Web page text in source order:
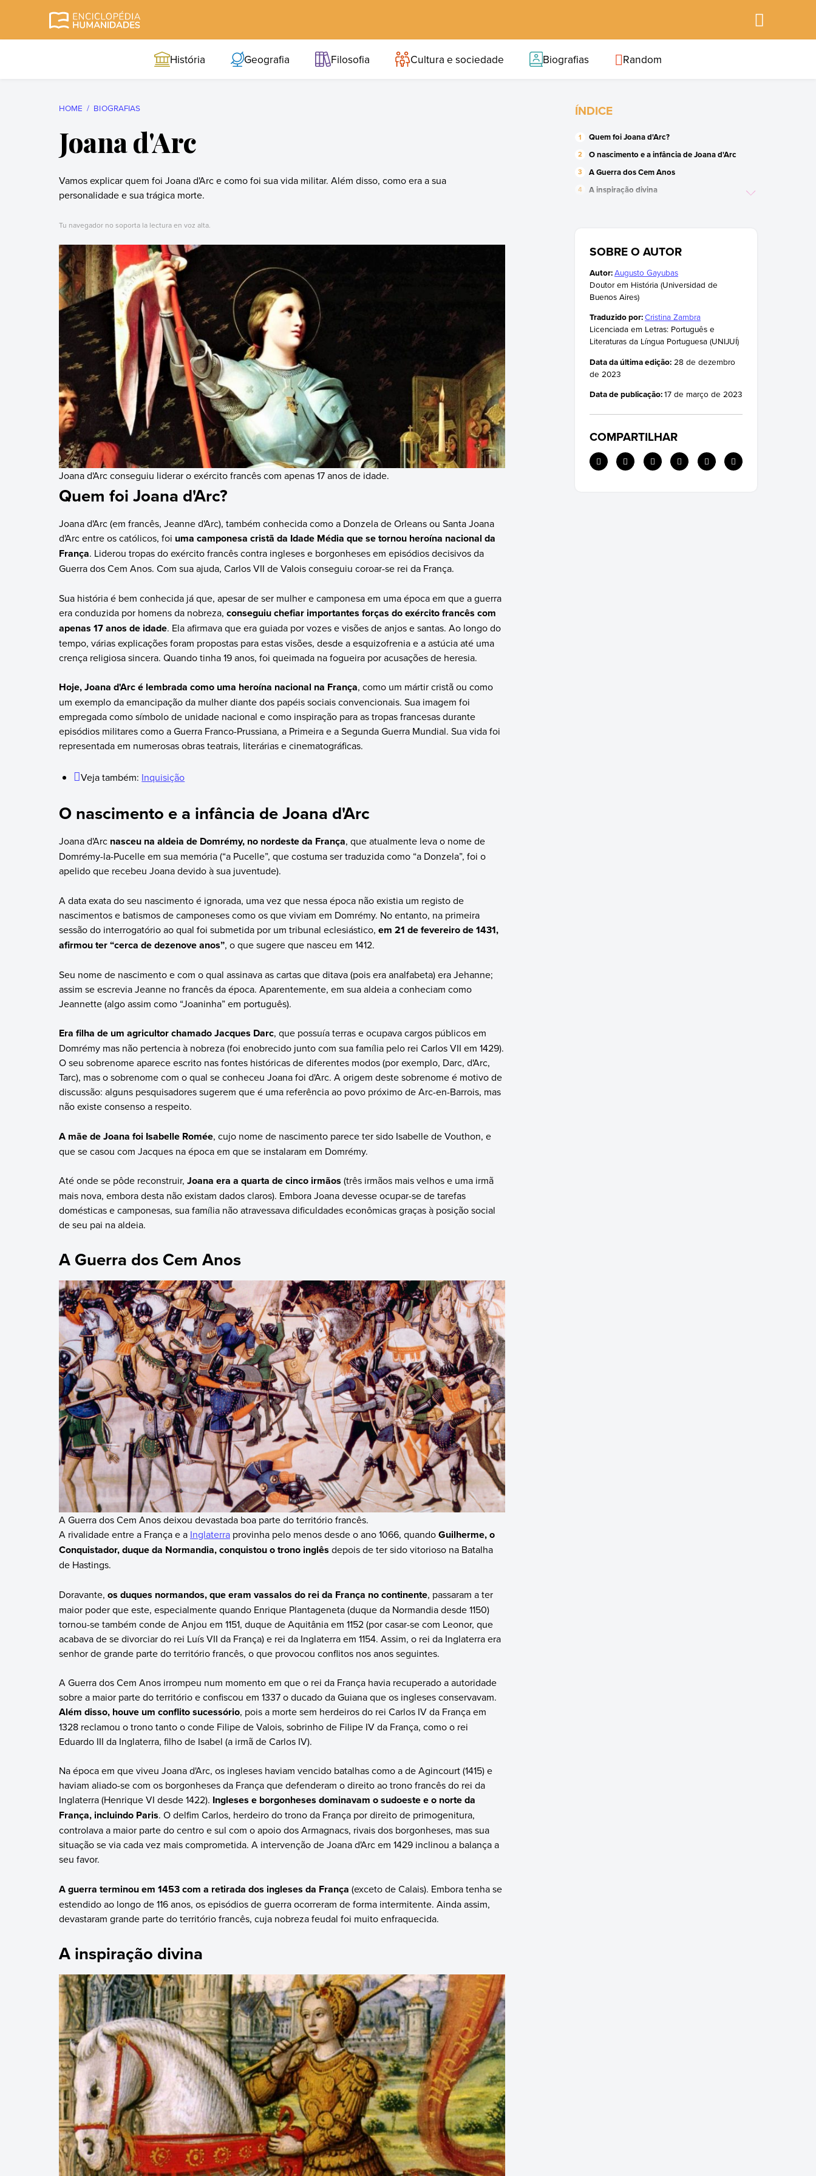
História Geografia Filosofia Cultura e sociedade Biografias Random
HOME BIOGRAFIAS
Joana d'Arc
Vamos explicar quem foi Joana d'Arc e como foi sua vida militar. Além disso, como era a sua
personalidade e sua trágica morte.
Tu navegador no soporta la lectura en voz alta.
Joana d'Arc conseguiu liderar o exército francês com apenas 17 anos de idade.
Quem foi Joana d'Arc?
Joana d'Arc (em francês, Jeanne d'Arc), também conhecida como a Donzela de Orleans ou Santa Joana
d'Arc entre os católicos, foi uma camponesa cristã da Idade Média que se tornou heroína nacional da
França. Liderou tropas do exército francês contra ingleses e borgonheses em episódios decisivos da
Guerra dos Cem Anos. Com sua ajuda, Carlos VII de Valois conseguiu coroar-se rei da França.
Sua história é bem conhecida já que, apesar de ser mulher e camponesa em uma época em que a guerra
era conduzida por homens da nobreza, conseguiu chefiar importantes forças do exército francês com
apenas 17 anos de idade. Ela afirmava que era guiada por vozes e visões de anjos e santas. Ao longo do
tempo, várias explicações foram propostas para estas visões, desde a esquizofrenia e a astúcia até uma
crença religiosa sincera. Quando tinha 19 anos, foi queimada na fogueira por acusações de heresia.
Hoje, Joana d'Arc é lembrada como uma heroína nacional na França, como um mártir cristã ou como
um exemplo da emancipação da mulher diante dos papéis sociais convencionais. Sua imagem foi
empregada como símbolo de unidade nacional e como inspiração para as tropas francesas durante
episódios militares como a Guerra Franco-Prussiana, a Primeira e a Segunda Guerra Mundial. Sua vida foi
representada em numerosas obras teatrais, literárias e cinematográficas.
Veja também: Inquisição
O nascimento e a infância de Joana d'Arc
Joana d'Arc nasceu na aldeia de Domrémy, no nordeste da França, que atualmente leva o nome de
Domrémy-la-Pucelle em sua memória (“a Pucelle”, que costuma ser traduzida como “a Donzela”, foi o
apelido que recebeu Joana devido à sua juventude).
A data exata do seu nascimento é ignorada, uma vez que nessa época não existia um registo de
nascimentos e batismos de camponeses como os que viviam em Domrémy. No entanto, na primeira
sessão do interrogatório ao qual foi submetida por um tribunal eclesiástico, em 21 de fevereiro de 1431,
afirmou ter “cerca de dezenove anos”, o que sugere que nasceu em 1412.
Seu nome de nascimento e com o qual assinava as cartas que ditava (pois era analfabeta) era Jehanne;
assim se escrevia Jeanne no francês da época. Aparentemente, em sua aldeia a conheciam como
Jeannette (algo assim como “Joaninha” em português).
Era filha de um agricultor chamado Jacques Darc, que possuía terras e ocupava cargos públicos em
Domrémy mas não pertencia à nobreza (foi enobrecido junto com sua família pelo rei Carlos VII em 1429).
O seu sobrenome aparece escrito nas fontes históricas de diferentes modos (por exemplo, Darc, d'Arc,
Tarc), mas o sobrenome com o qual se conheceu Joana foi d'Arc. A origem deste sobrenome é motivo de
discussão: alguns pesquisadores sugerem que é uma referência ao povo próximo de Arc-en-Barrois, mas
não existe consenso a respeito.
A mãe de Joana foi Isabelle Romée, cujo nome de nascimento parece ter sido Isabelle de Vouthon, e
que se casou com Jacques na época em que se instalaram em Domrémy.
Até onde se pôde reconstruir, Joana era a quarta de cinco irmãos (três irmãos mais velhos e uma irmã
mais nova, embora desta não existam dados claros). Embora Joana devesse ocupar-se de tarefas
domésticas e camponesas, sua família não atravessava dificuldades econômicas graças à posição social
de seu pai na aldeia.
A Guerra dos Cem Anos
A Guerra dos Cem Anos deixou devastada boa parte do território francês.
A rivalidade entre a França e a Inglaterraprovinha pelo menos desde o ano 1066, quandoGuilherme, o
Conquistador, duque da Normandia, conquistou o trono inglês depois de ter sido vitorioso na Batalha
de Hastings.
Doravante, os duques normandos, que eram vassalos do rei da França no continente, passaram a ter
maior poder que este, especialmente quando Enrique Plantageneta (duque da Normandia desde 1150)
tornou-se também conde de Anjou em 1151, duque de Aquitânia em 1152 (por casar-se com Leonor, que
acabava de se divorciar do rei Luís VII da França) e rei da Inglaterra em 1154. Assim, o rei da Inglaterra era
senhor de grande parte do território francês, o que provocou conflitos nos anos seguintes.
A Guerra dos Cem Anos irrompeu num momento em que o rei da França havia recuperado a autoridade
sobre a maior parte do território e confiscou em 1337 o ducado da Guiana que os ingleses conservavam.
Além disso, houve um conflito sucessório, pois a morte sem herdeiros do rei Carlos IV da França em
1328 reclamou o trono tanto o conde Filipe de Valois, sobrinho de Filipe IV da França, como o rei
Eduardo III da Inglaterra, filho de Isabel (a irmã de Carlos IV).
Na época em que viveu Joana d'Arc, os ingleses haviam vencido batalhas como a de Agincourt (1415) e
haviam aliado-se com os borgonheses da França que defenderam o direito ao trono francês do rei da
Inglaterra (Henrique VI desde 1422). Ingleses e borgonheses dominavam o sudoeste e o norte da
França, incluindo Paris. O delfim Carlos, herdeiro do trono da França por direito de primogenitura,
controlava a maior parte do centro e sul com o apoio dos Armagnacs, rivais dos borgonheses, mas sua
situação se via cada vez mais comprometida. A intervenção de Joana d'Arc em 1429 inclinou a balança a
seu favor.
A guerra terminou em 1453 com a retirada dos ingleses da França (exceto de Calais). Embora tenha se
estendido ao longo de 116 anos, os episódios de guerra ocorreram de forma intermitente. Ainda assim,
devastaram grande parte do território francês, cuja nobreza feudal foi muito enfraquecida.
A inspiração divina
ÍNDICE
Quem foi Joana d'Arc?
O nascimento e a infância de Joana d'Arc
A Guerra dos Cem Anos
A inspiração divina
O julgamento e a execução de Joana d'Arc
Algumas frases de Joana d'Arc
SOBRE O AUTOR
Autor:Augusto Gayubas
Doutor em História (Universidad de
Buenos Aires)
Traduzido por:Cristina Zambra
Licenciada em Letras: Português e
Literaturas da Língua Portuguesa (UNIJUÍ)
Data da última edição: 28 de dezembro
de 2023
Data de publicação:17 de março de 2023
COMPARTILHAR